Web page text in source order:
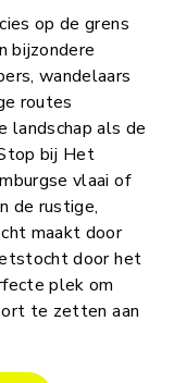
op de grens
bijzondere
wandelaars
routes
landschap als de
bij Het
vlaai of
de rustige,
maakt door
door het
plek om
te zetten aan